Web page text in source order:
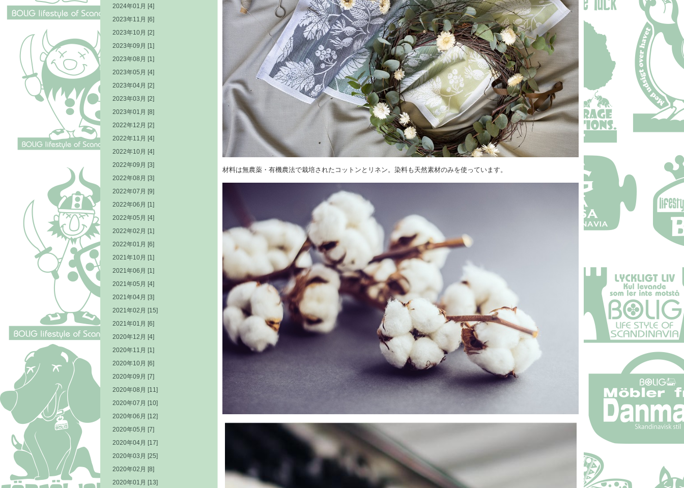
材料は無農薬・有機農法で栽培されたコットンとリネン。染料も天然素材のみを使っています。
2024年01月 [4]
2023年11月 [6]
2023年10月 [2]
2023年09月 [1]
2023年08月 [1]
2023年05月 [4]
2023年04月 [2]
2023年03月 [2]
2023年01月 [8]
2022年12月 [2]
2022年11月 [4]
2022年10月 [4]
2022年09月 [3]
2022年08月 [3]
2022年07月 [9]
2022年06月 [1]
2022年05月 [4]
2022年02月 [1]
2022年01月 [6]
2021年10月 [1]
2021年06月 [1]
2021年05月 [4]
2021年04月 [3]
2021年02月 [15]
2021年01月 [6]
2020年12月 [4]
2020年11月 [1]
2020年10月 [6]
2020年09月 [7]
2020年08月 [11]
2020年07月 [10]
2020年06月 [12]
2020年05月 [7]
2020年04月 [17]
2020年03月 [25]
2020年02月 [8]
2020年01月 [13]